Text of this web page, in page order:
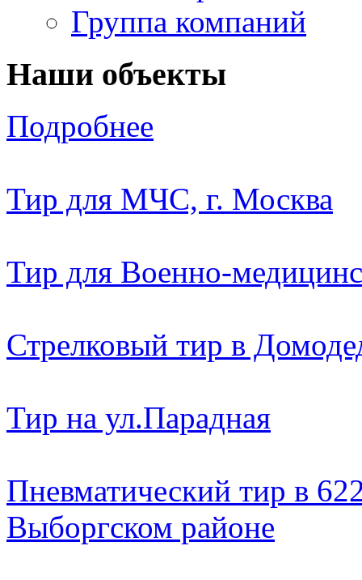
Группа компаний
Наши объекты
Подробнее
Тир для МЧС, г. Москва
Тир для Военно-
Стрелковый тир в
Тир на ул.Парадная
Пневматический тир в
Выборгском районе